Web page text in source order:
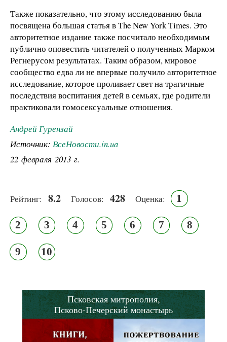
Также показательно, что этому исследованию была
посвящена большая статья в The New York Times. Это
авторитетное издание также посчитало необходимым
публично оповестить читателей о полученных Марком
Регнерусом результатах. Таким образом, мировое
сообщество едва ли не впервые получило авторитетное
исследование, которое проливает свет на трагичные
последствия воспитания детей в семьях, где родители
практиковали гомосексуальные отношения.
Андрей Гурензай
Источник: ВсеНовости.in.ua
22 февраля 2013 г.
Рейтинг: 8.2 Голосов: 428 Оценка: 1
2 3 4 5 6 7 8
9 10
Псковская митрополия,
Псково-Печерский монастырь